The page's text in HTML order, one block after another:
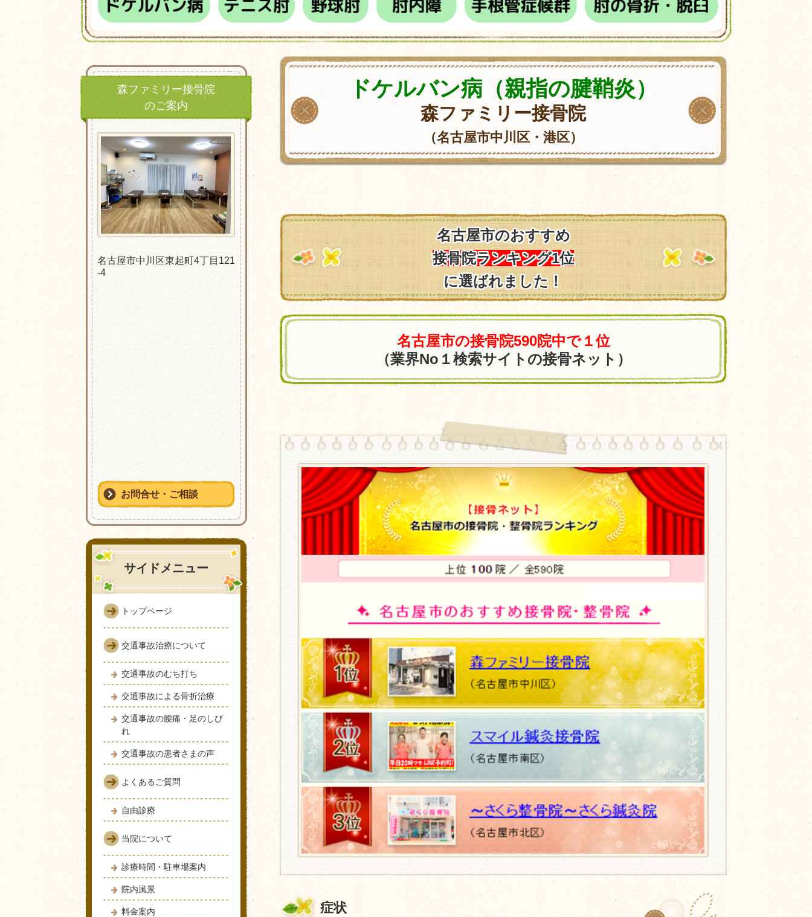
ドケルバン病（親指の腱鞘炎）
森ファミリー接骨院
（名古屋市中川区・港区）
名古屋市のおすすめ
接骨院ランキング1位
に選ばれました！
名古屋市の接骨院590院中で１位
（業界No１検索サイトの接骨ネット）
症状
森ファミリー接骨院
のご案内
名古屋市中川区東起町4丁目121
-4
お問合せ・ご相談
サイドメニュー
トップページ
交通事故治療について
交通事故のむち打ち
交通事故による骨折治療
交通事故の腰痛・足のしび
れ
交通事故の患者さまの声
よくあるご質問
自由診療
当院について
診療時間・駐車場案内
院内風景
料金案内